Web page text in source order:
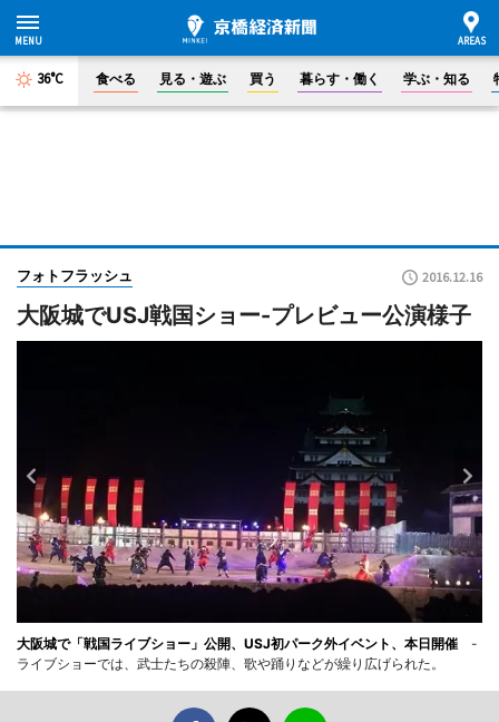
36°C 食べる 見る・遊ぶ 買う 暮らす・働く 学ぶ・知る
フォトフラッシュ 2016.12.16
大阪城でUSJ戦国ショー-プレビュー公演様子
大阪城で「戦国ライブショー」公開、USJ初パーク外イベント、本日開催 -
ライブショーでは、武士たちの殺陣、歌や踊りなどが繰り広げられた。